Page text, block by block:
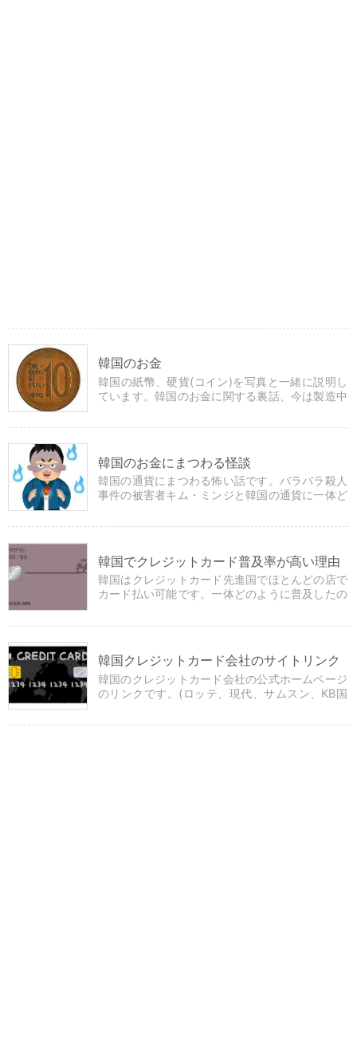
韓国のお金
韓国の紙幣、硬貨(コイン)を写真と一緒に説明し
ています。韓国のお金に関する裏話、今は製造中
韓国のお金にまつわる怪談
韓国の通貨にまつわる怖い話です。バラバラ殺人
事件の被害者キム・ミンジと韓国の通貨に一体ど
韓国でクレジットカード普及率が高い理由
韓国はクレジットカード先進国でほとんどの店で
カード払い可能です。一体どのように普及したの
か？
韓国クレジットカード会社のサイトリンク
韓国のクレジットカード会社の公式ホームページ
のリンクです。(ロッテ、現代、サムスン、KB国